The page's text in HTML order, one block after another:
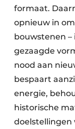
formaat.
opnieuw in
bouwstenen
gezaagde
nood aan
bespaart
energie,
historische
doelstellingen